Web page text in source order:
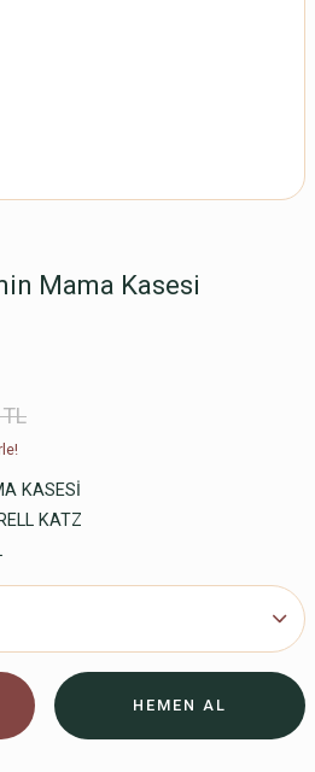
Mama Kasesi
KASESİ
KATZ
HEMEN AL